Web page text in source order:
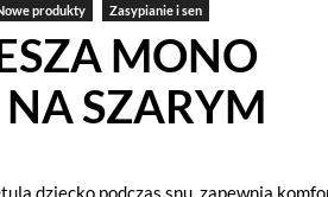
produkty Zasypianie i sen
MONO
SZARYM
dziecko podczas snu, zapewnia